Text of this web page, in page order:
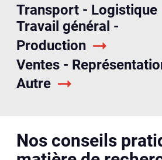
Autre
Transport - Logistique
Travail général -
Production
Ventes -
Nos conseils